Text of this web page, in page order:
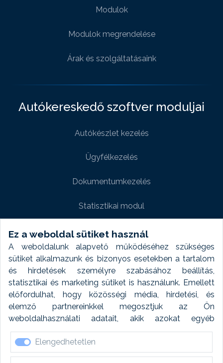
Ez a weboldal sütiket használ
A weboldalunk alapvető működéséhez szükséges
sütiket alkalmazunk és bizonyos esetekben a tartalom
és hirdetések személyre szabásához beállítás,
statisztikai és marketing sütiket is használunk. Emellett
előfordulhat, hogy közösségi média, hirdetési, és
elemző partnereinkkel megosztjuk az Ön
weboldalhasználati adatait, akik azokat egyéb
forrásokból gyűjtött adatokkal kombinálhatják. A sütik
elfogadásával kapcsolatosan naplózást végzünk és
ezen adatokat 6 hónap után automatikusan töröljük. A
Elengedhetetlen
Modulok
Modulok megrendelése
Árak és szolgáltatásaink
Autókereskedő szoftver moduljai
Autókészlet kezelés
Ügyfélkezelés
Dokumentumkezelés
Statisztikai modul
Weboldal modul
Fényképtár extra modul
Autómosó modul
Feladatütemezés